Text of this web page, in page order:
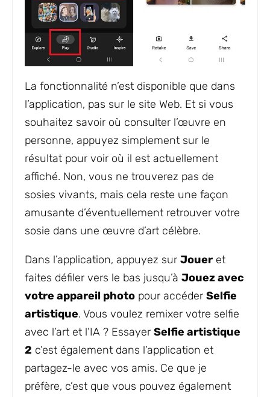
La fonctionnalité n’est disponible que dans
l’application, pas sur le site Web. Et si vous
souhaitez savoir où consulter l’œuvre en
personne, appuyez simplement sur le
résultat pour voir où il est actuellement
affiché. Non, vous ne trouverez pas de
sosies vivants, mais cela reste une façon
amusante d’éventuellement retrouver votre
sosie dans une œuvre d’art célèbre.
Dans l’application, appuyez sur Jouer et
faites défiler vers le bas jusqu’à Jouez avec
votre appareil photo pour accéder Selfie
artistique. Vous voulez remixer votre selfie
avec l’art et l’IA ? Essayer Selfie artistique
2 c’est également dans l’application et
partagez-le avec vos amis. Ce que je
préfère, c’est que vous pouvez également